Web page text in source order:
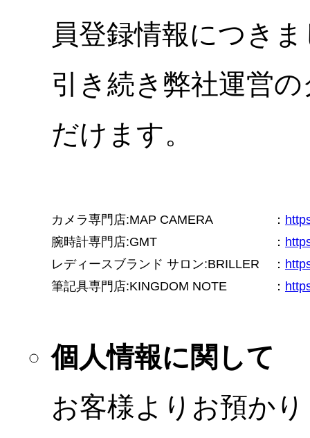
員登録情報につき
引き続き弊社運営
だけます。
カメラ専門店:MAP CAMERA ：
腕時計専門店:GMT
：
レディースブランド サロン:BRILLER
：
筆記具専門店:KINGDOM NOTE
：
個人情報に関して
お客様よりお預か